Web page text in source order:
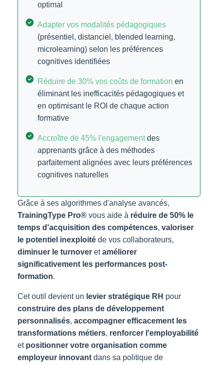
optimal
Adapter vos modalités pédagogiques
(présentiel, distanciel, blended learning,
microlearning) selon les préférences
cognitives identifiées
Réduire de 30% vos coûts de formation en
éliminant les inefficacités pédagogiques et
en optimisant le ROI de chaque action
formative
Accroître de 45% l'engagementdes
apprenants grâce à des méthodes
parfaitement alignées avec leurs préférences
cognitives naturelles
Grâce à ses algorithmes d'analyse avancés,
TrainingType Pro® vous aide à réduire de 50% le
temps d'acquisition des compétences, valoriser
le potentiel inexploité de vos collaborateurs,
diminuer le turnover etaméliorer
significativement les performances post-
formation.
Cet outil devient un levier stratégique RH pour
construire des plans de développement
personnalisés, accompagner efficacement les
transformations métiers, renforcer l'employabilité
et positionner votre organisation comme
employeur innovant dans sa politique de